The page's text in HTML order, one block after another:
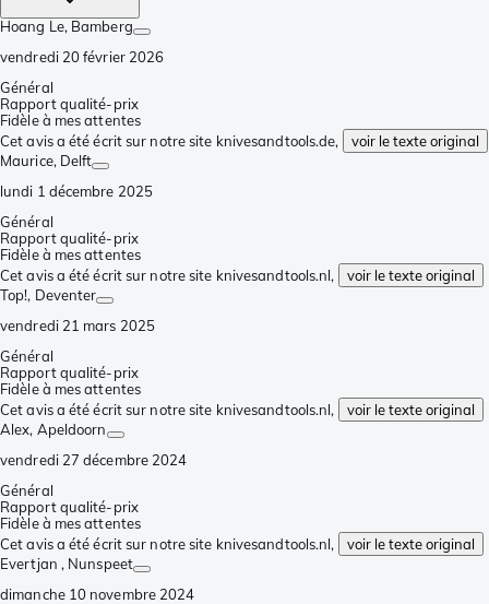
Hoang Le, Bamberg
vendredi 20 février 2026
Général
Rapport qualité-prix
Fidèle à mes attentes
Cet avis a été écrit sur notre site knivesandtools.de,
voir le texte original
Maurice, Delft
lundi 1 décembre 2025
Général
Rapport qualité-prix
Fidèle à mes attentes
Cet avis a été écrit sur notre site knivesandtools.nl,
voir le texte original
Top!, Deventer
vendredi 21 mars 2025
Général
Rapport qualité-prix
Fidèle à mes attentes
Cet avis a été écrit sur notre site knivesandtools.nl,
voir le texte original
Alex, Apeldoorn
vendredi 27 décembre 2024
Général
Rapport qualité-prix
Fidèle à mes attentes
Cet avis a été écrit sur notre site knivesandtools.nl,
voir le texte original
Evertjan , Nunspeet
dimanche 10 novembre 2024